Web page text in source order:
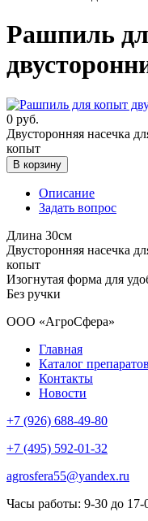
Рашпиль
0 руб.
Двусторонняя насечка
копыт
В корзину
Описание
Задать вопрос
Длина 30см
Двусторонняя насечка
копыт
Изогнутая форма для
Без ручки
ООО «АгроСфера»
Главная
Каталог препаратов
Контакты
Новости
+7 (926) 688-49-80
+7 (495) 592-01-32
agrosfera55@yandex.ru
Часы работы: 9-30 до 17-